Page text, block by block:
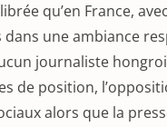
qu’en France,
dans une ambiance
journaliste
de position,
alors que la